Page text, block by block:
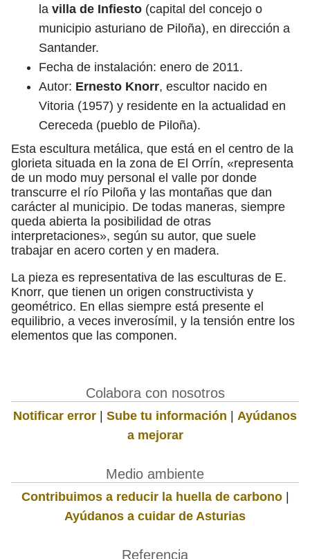
la villa de Infiesto (capital del concejo o
municipio asturiano de Piloña), en dirección a
Santander.
Fecha de instalación: enero de 2011.
Autor: Ernesto Knorr, escultor nacido en
Vitoria (1957) y residente en la actualidad en
Cereceda (pueblo de Piloña).
Esta escultura metálica, que está en el centro de la
glorieta situada en la zona de El Orrín, «representa
de un modo muy personal el valle por donde
transcurre el río Piloña y las montañas que dan
carácter al municipio. De todas maneras, siempre
queda abierta la posibilidad de otras
interpretaciones», según su autor, que suele
trabajar en acero corten y en madera.
La pieza es representativa de las esculturas de E.
Knorr, que tienen un origen constructivista y
geométrico. En ellas siempre está presente el
equilibrio, a veces inverosímil, y la tensión entre los
elementos que las componen.
Colabora con nosotros
Notificar error | Sube tu información | Ayúdanos
a mejorar
Medio ambiente
Contribuimos a reducir la huella de carbono|
Ayúdanos a cuidar de Asturias
Referencia